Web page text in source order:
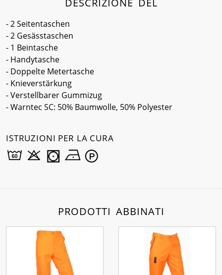
DESCRIZIONE DEL
- 2 Seitentaschen
- 2 Gesässtaschen
- 1 Beintasche
- Handytasche
- Doppelte Metertasche
- Knieverstärkung
- Verstellbarer Gummizug
- Warntec SC: 50% Baumwolle, 50% Polyester
ISTRUZIONI PER LA CURA
PRODOTTI ABBINATI